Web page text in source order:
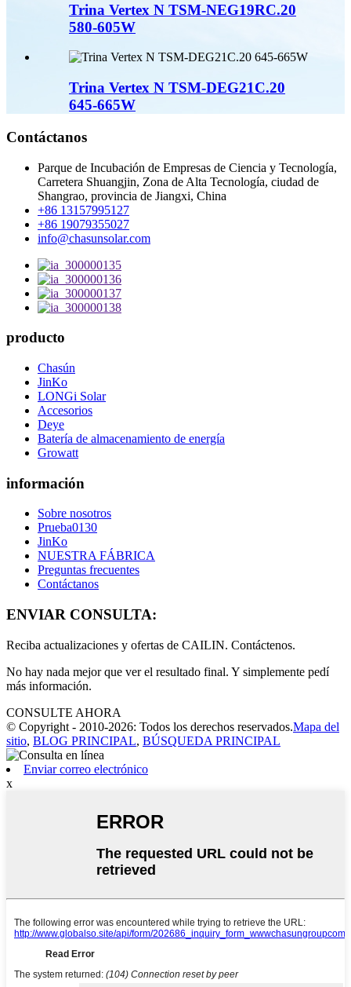
Trina Vertex N TSM-NEG19RC.20
580-605W
Trina Vertex N TSM-DEG21C.20
645-665W
Contáctanos
Parque de Incubación de Empresas de Ciencia y Tecnología,
Carretera Shuangjin, Zona de Alta Tecnología, ciudad de
Shangrao, provincia de Jiangxi, China
+86 13157995127
+86 19079355027
info@chasunsolar.com
producto
Chasún
JinKo
LONGi Solar
Accesorios
Deye
Batería de almacenamiento de energía
Growatt
información
Sobre nosotros
Prueba0130
JinKo
NUESTRA FÁBRICA
Preguntas frecuentes
Contáctanos
ENVIAR CONSULTA:
Reciba actualizaciones y ofertas de CAILIN. Contáctenos.
No hay nada mejor que ver el resultado final. Y simplemente pedí
más información.
CONSULTE AHORA
© Copyright - 2010-2026: Todos los derechos reservados.Mapa del
sitio, BLOG PRINCIPAL, BÚSQUEDA PRINCIPAL
Enviar correo electrónico
x